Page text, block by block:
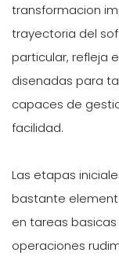
transformacion
trayectoria del
particular, refleja
disenadas para
capaces de
facilidad.
Las etapas
bastante
en tareas
operaciones